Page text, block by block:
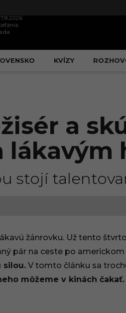
KVÍZY
a
stojí
žánrovku. Už tento
pár na ceste po
silou. V tomto článku sa
môžeme v kinách čakať.